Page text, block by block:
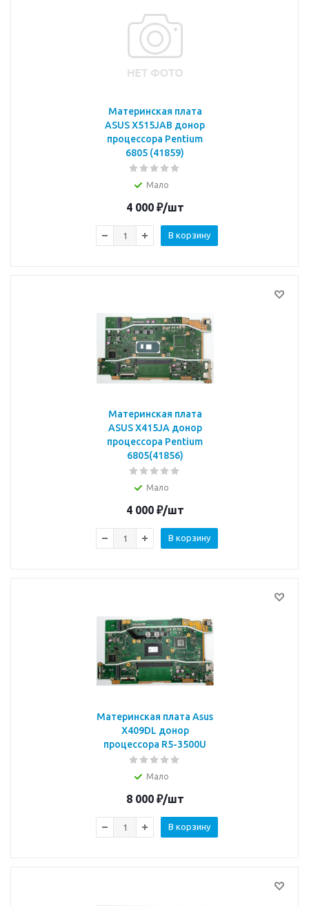
Материнская плата
ASUS X515JAB донор
процессора Pentium
6805 (41859)
Мало
4 000₽/шт
В корзину
Материнская плата
ASUS X415JA донор
процессора Pentium
6805(41856)
Мало
4 000₽/шт
В корзину
Материнская плата Asus
X409DL донор
процессора R5-3500U
Мало
8 000₽/шт
В корзину